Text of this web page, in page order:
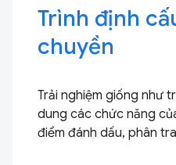
Trình định
chuyền
Trải nghiệm giống như
dung các chức năng
điểm đánh dấu, phân